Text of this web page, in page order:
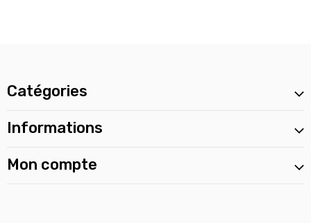
Catégories
Informations
Mon compte